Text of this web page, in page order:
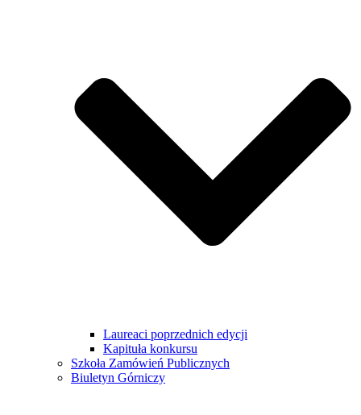
Laureaci poprzednich edycji
Kapituła konkursu
Szkoła Zamówień Publicznych
Biuletyn Górniczy